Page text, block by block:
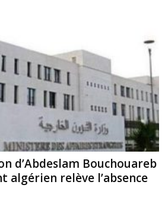
d’Abdeslam Bouchouareb
algérien relève l’absence